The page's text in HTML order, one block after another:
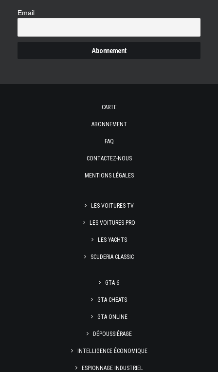
Email
CARTE
ABONNEMENT
FAQ
CONTACTEZ-NOUS
MENTIONS LÉGALES
LES VOITURES TV
LES VOITURES PRO
LES YACHTS
SCUDERIA CLASSIC
GTA 6
GTA CHEATS
GTA ONLINE
DÉPOUSSIÉRAGE
INTELLIGENCE ÉCONOMIQUE
ESPIONNAGE INDUSTRIEL